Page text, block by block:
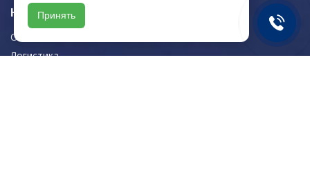
Навигация
О компании
Логистика
Принять